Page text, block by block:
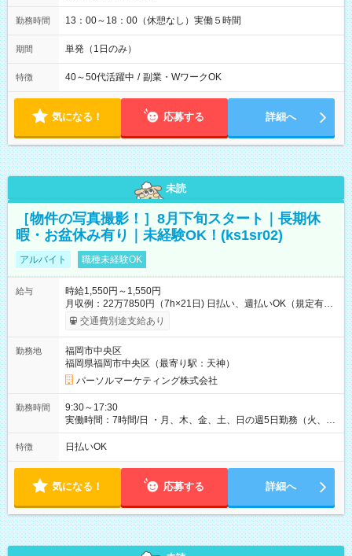
勤務時間 13：00～18：00（休憩なし）実働５時間
期間 単発（1日のみ）
特徴 40～50代活躍中 / 副業・WワークOK
気になる！ 応募する 詳細へ
未読
［物件の写真撮影！］8月下旬スタート｜長期休
暇・お盆休み有り｜未経験OK！(ks1sr02)
アルバイト 職種未経験OK
給与
時給1,550円～1,550円
月収例：22万7850円（7h×21日) 日払い、週払いOK（規定有
り） 【試用期間】試用期間なし
交通費別途支給あり
勤務地
福岡市中央区
福岡県福岡市中央区（最寄り駅：天神）
パーソルマーケティング株式会社
勤務時間
9:30～17:30
実働時間：7時間/日 ・月、木、金、土、日の週5日勤務（火、水
は固定休です／GW、お盆、年末年始等、長期休暇有り！） ・
ワンシフト！ ・残業ほぼナシ（0～5h/月）
特徴 日払いOK
気になる！ 応募する 詳細へ